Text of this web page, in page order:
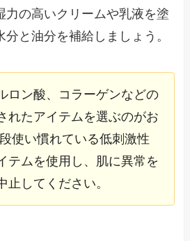
力の高いクリームや乳液を塗
と油分を補給しましょう。
ロン酸、コラーゲンなどの
れたアイテムを選ぶのがお
使い慣れている低刺激性
テムを使用し、肌に異常を
止してください。